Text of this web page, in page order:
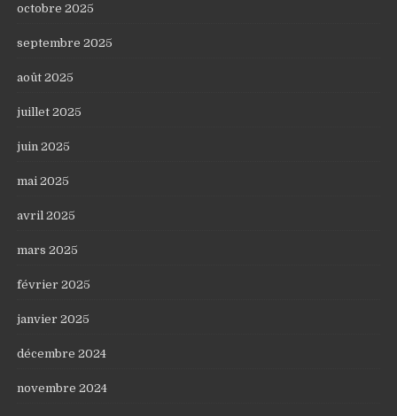
octobre 2025
septembre 2025
août 2025
juillet 2025
juin 2025
mai 2025
avril 2025
mars 2025
février 2025
janvier 2025
décembre 2024
novembre 2024